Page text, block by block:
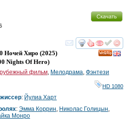
Скачать
смотреть
Ночей Хиро (2025)
Nights Of Hero)
фильм Мелодрама Фэнтези
HD 1080
: Йулиа Харт
: Эмма Коррин Николас Голицын
Монро